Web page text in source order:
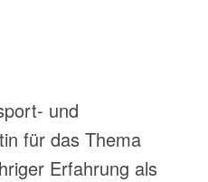
und
für das Thema
Erfahrung als